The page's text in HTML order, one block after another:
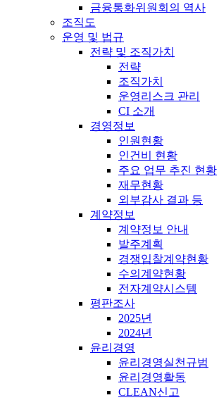
금융통화위원회의 역사
조직도
운영 및 법규
전략 및 조직가치
전략
조직가치
운영리스크 관리
CI 소개
경영정보
인원현황
인건비 현황
주요 업무 추진 현황
재무현황
외부감사 결과 등
계약정보
계약정보 안내
발주계획
경쟁입찰계약현황
수의계약현황
전자계약시스템
평판조사
2025년
2024년
윤리경영
윤리경영실천규범
윤리경영활동
CLEAN신고